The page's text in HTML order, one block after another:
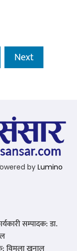
Next
by Lumino
सम्पादक: डा.